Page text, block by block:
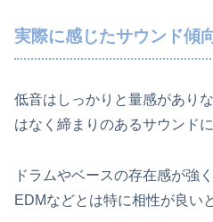
実際に感じたサウンド傾
低音はしっかりと量感があり
はなく締まりのあるサウンド
ドラムやベースの存在感が強
EDMなどとは特に相性が良い